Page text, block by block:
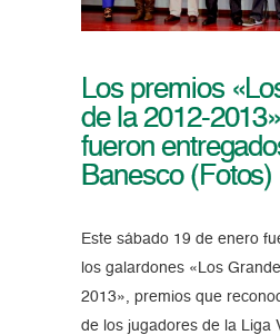
Los premios
de la 2012-
fueron
Banesco (Fotos)
Este sábado 19 de enero
los galardones «Los
2013», premios que
de los jugadores de la Liga